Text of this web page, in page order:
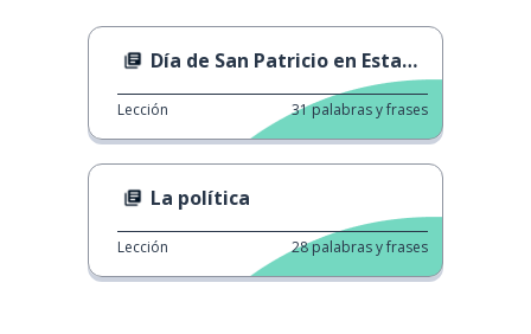
Día de San Patricio en Estados Unidos
Lección 31palabras y frases
La política
Lección 28palabras y frases